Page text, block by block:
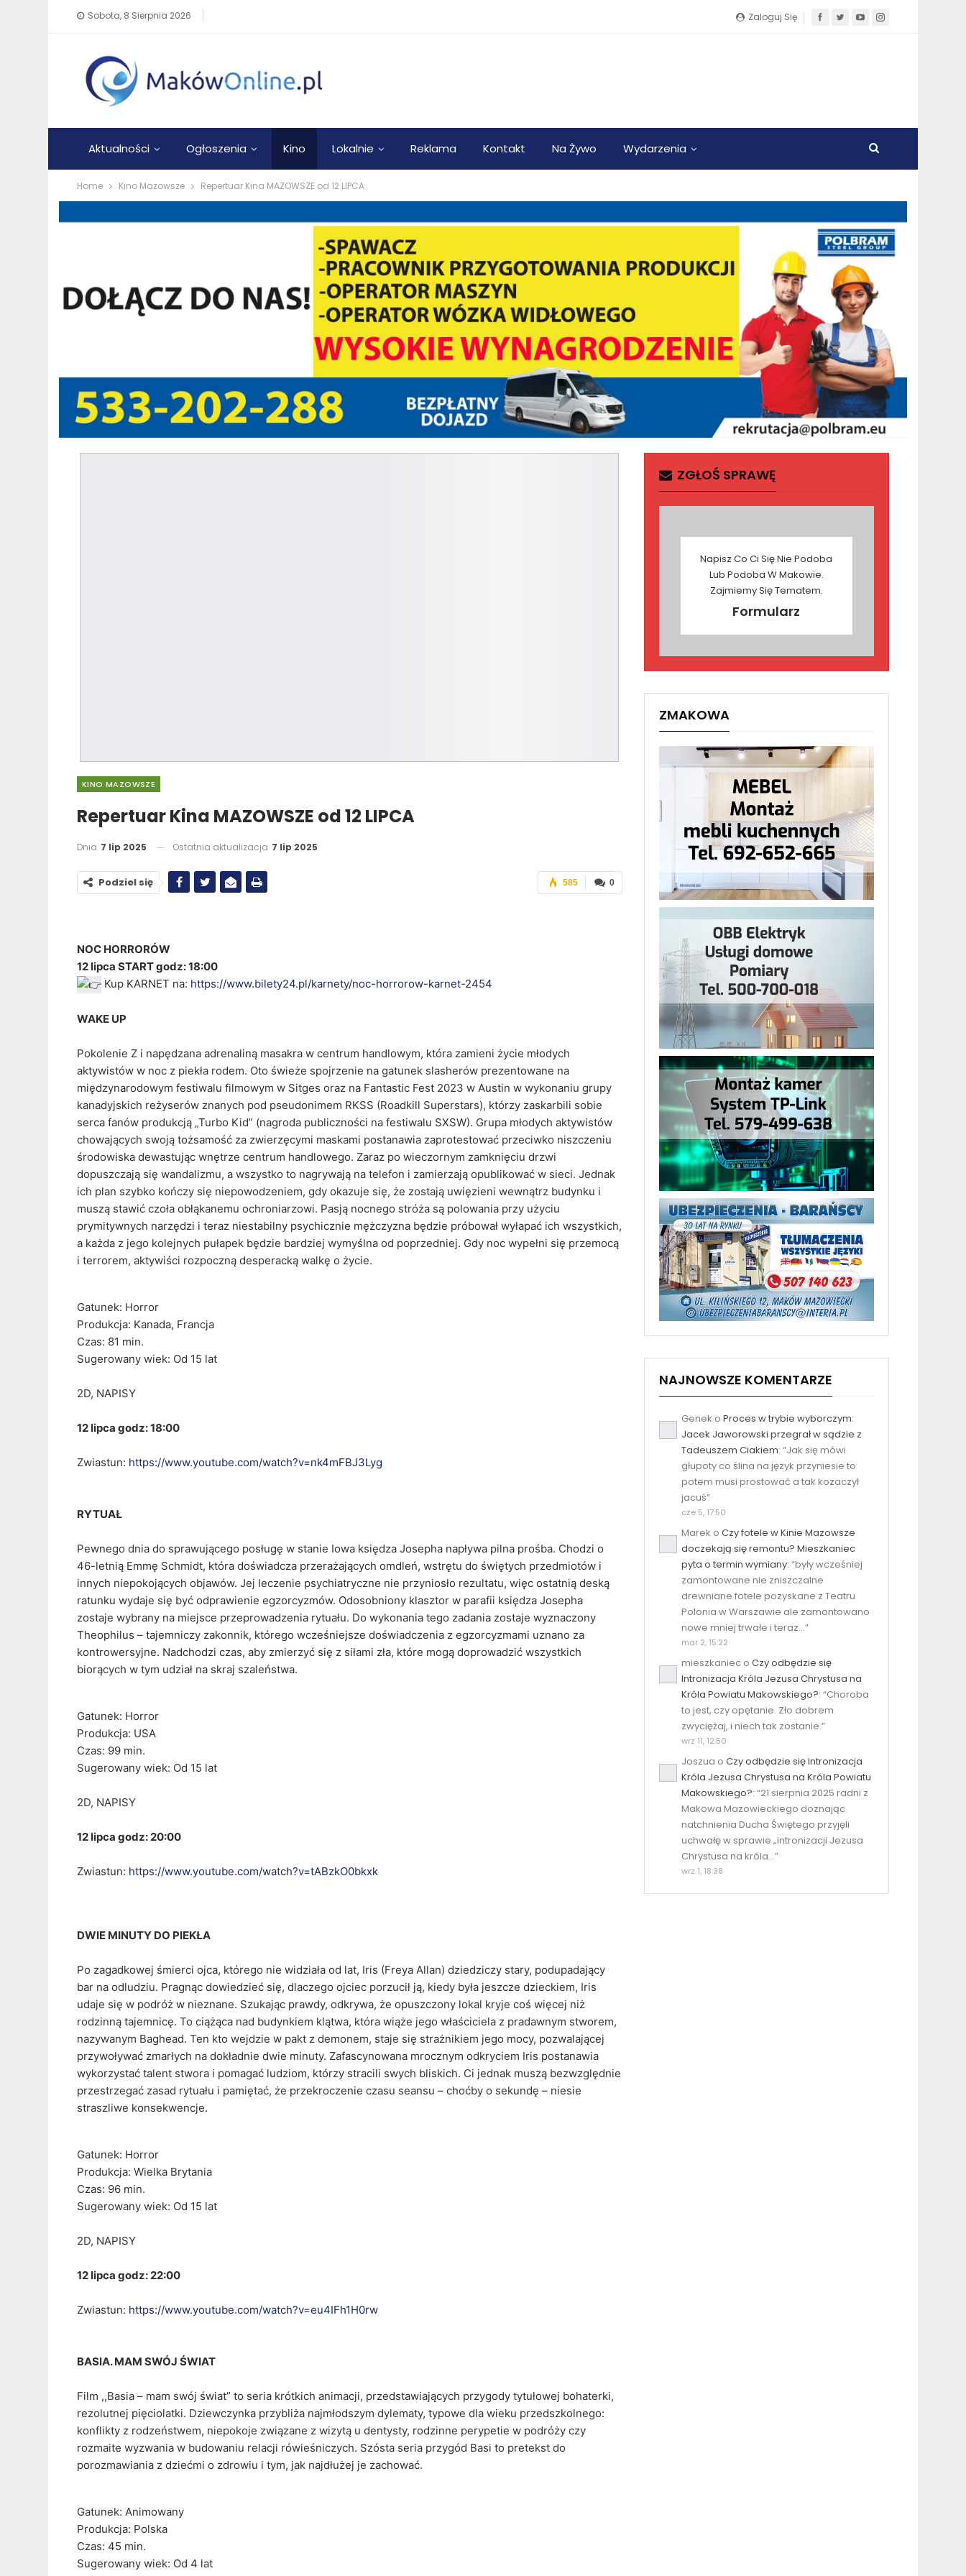
Zaloguj Się
Sobota, 8 Sierpnia 2026
Aktualności Ogłoszenia Kino Lokalnie Reklama Kontakt Na Żywo Wydarzenia
Home Kino Mazowsze Repertuar Kina MAZOWSZE od 12 LIPCA
KINO MAZOWSZE
Repertuar Kina MAZOWSZE od 12 LIPCA
Dnia 7 lip 2025 Ostatnia aktualizacja 7 lip 2025
0
585
Podziel się
NOC HORRORÓW
12 lipca START godz: 18:00
Kup KARNET na: https://www.bilety24.pl/karnety/noc-horrorow-karnet-2454
WAKE UP
Pokolenie Z i napędzana adrenaliną masakra w centrum handlowym, która zamieni życie młodych
aktywistów w noc z piekła rodem. Oto świeże spojrzenie na gatunek slasherów prezentowane na
międzynarodowym festiwalu filmowym w Sitges oraz na Fantastic Fest 2023 w Austin w wykonaniu grupy
kanadyjskich reżyserów znanych pod pseudonimem RKSS (Roadkill Superstars), którzy zaskarbili sobie
serca fanów produkcją „Turbo Kid” (nagroda publiczności na festiwalu SXSW). Grupa młodych aktywistów
chowających swoją tożsamość za zwierzęcymi maskami postanawia zaprotestować przeciwko niszczeniu
środowiska dewastując wnętrze centrum handlowego. Zaraz po wieczornym zamknięciu drzwi
dopuszczają się wandalizmu, a wszystko to nagrywają na telefon i zamierzają opublikować w sieci. Jednak
ich plan szybko kończy się niepowodzeniem, gdy okazuje się, że zostają uwięzieni wewnątrz budynku i
muszą stawić czoła obłąkanemu ochroniarzowi. Pasją nocnego stróża są polowania przy użyciu
prymitywnych narzędzi i teraz niestabilny psychicznie mężczyzna będzie próbował wyłapać ich wszystkich,
a każda z jego kolejnych pułapek będzie bardziej wymyślna od poprzedniej. Gdy noc wypełni się przemocą
i terrorem, aktywiści rozpoczną desperacką walkę o życie.
Gatunek: Horror
Produkcja: Kanada, Francja
Czas: 81 min.
Sugerowany wiek: Od 15 lat
2D, NAPISY
12 lipca godz: 18:00
Zwiastun: https://www.youtube.com/watch?v=nk4mFBJ3Lyg
RYTUAŁ
Pewnego dnia do sprawującego posługę w stanie Iowa księdza Josepha napływa pilna prośba. Chodzi o
46-letnią Emmę Schmidt, która doświadcza przerażających omdleń, wstrętu do świętych przedmiotów i
innych niepokojących objawów. Jej leczenie psychiatryczne nie przyniosło rezultatu, więc ostatnią deską
ratunku wydaje się być odprawienie egzorcyzmów. Odosobniony klasztor w parafii księdza Josepha
zostaje wybrany na miejsce przeprowadzenia rytuału. Do wykonania tego zadania zostaje wyznaczony
Theophilus – tajemniczy zakonnik, którego wcześniejsze doświadczenia z egzorcyzmami uznano za
kontrowersyjne. Nadchodzi czas, aby zmierzyć się z siłami zła, które mogą doprowadzić wszystkich
biorących w tym udział na skraj szaleństwa.
Gatunek: Horror
Produkcja: USA
Czas: 99 min.
Sugerowany wiek: Od 15 lat
2D, NAPISY
12 lipca godz: 20:00
Zwiastun: https://www.youtube.com/watch?v=tABzkO0bkxk
DWIE MINUTY DO PIEKŁA
Po zagadkowej śmierci ojca, którego nie widziała od lat, Iris (Freya Allan) dziedziczy stary, podupadający
bar na odludziu. Pragnąc dowiedzieć się, dlaczego ojciec porzucił ją, kiedy była jeszcze dzieckiem, Iris
udaje się w podróż w nieznane. Szukając prawdy, odkrywa, że opuszczony lokal kryje coś więcej niż
rodzinną tajemnicę. To ciążąca nad budynkiem klątwa, która wiąże jego właściciela z pradawnym stworem,
nazywanym Baghead. Ten kto wejdzie w pakt z demonem, staje się strażnikiem jego mocy, pozwalającej
przywoływać zmarłych na dokładnie dwie minuty. Zafascynowana mrocznym odkryciem Iris postanawia
wykorzystać talent stwora i pomagać ludziom, którzy stracili swych bliskich. Ci jednak muszą bezwzględnie
przestrzegać zasad rytuału i pamiętać, że przekroczenie czasu seansu – choćby o sekundę – niesie
straszliwe konsekwencje.
Gatunek: Horror
Produkcja: Wielka Brytania
Czas: 96 min.
Sugerowany wiek: Od 15 lat
2D, NAPISY
12 lipca godz: 22:00
Zwiastun: https://www.youtube.com/watch?v=eu4IFh1H0rw
BASIA. MAM SWÓJ ŚWIAT
Film ,,Basia – mam swój świat” to seria krótkich animacji, przedstawiających przygody tytułowej bohaterki,
rezolutnej pięciolatki. Dziewczynka przybliża najmłodszym dylematy, typowe dla wieku przedszkolnego:
konflikty z rodzeństwem, niepokoje związane z wizytą u dentysty, rodzinne perypetie w podróży czy
rozmaite wyzwania w budowaniu relacji rówieśniczych. Szósta seria przygód Basi to pretekst do
porozmawiania z dziećmi o zdrowiu i tym, jak najdłużej je zachować.
Gatunek: Animowany
Produkcja: Polska
Czas: 45 min.
Sugerowany wiek: Od 4 lat
ZGŁOŚ SPRAWĘ
Napisz Co Ci Się Nie Podoba
Lub Podoba W Makowie.
Zajmiemy Się Tematem.
Formularz
ZMAKOWA
NAJNOWSZE KOMENTARZE
Genek o Proces w trybie wyborczym:
Jacek Jaworowski przegrał w sądzie z
Tadeuszem Ciakiem: “Jak się mówi
głupoty co ślina na język przyniesie to
potem musi prostować a tak kozaczył
jacuś”
cze 5, 17:50
Marek o Czy fotele w Kinie Mazowsze
doczekają się remontu? Mieszkaniec
pyta o termin wymiany: “były wcześniej
zamontowane nie zniszczalne
drewniane fotele pozyskane z Teatru
Polonia w Warszawie ale zamontowano
nowe mniej trwałe i teraz…”
mar 2, 15:22
mieszkanieco Czy odbędzie się
Intronizacja Króla Jezusa Chrystusa na
Króla Powiatu Makowskiego?: “Choroba
to jest, czy opętanie. Zło dobrem
zwyciężaj, i niech tak zostanie.”
wrz 11, 12:50
Joszua o Czy odbędzie się Intronizacja
Króla Jezusa Chrystusa na Króla Powiatu
Makowskiego?: “21 sierpnia 2025 radni z
Makowa Mazowieckiego doznając
natchnienia Ducha Świętego przyjęli
uchwałę w sprawie „intronizacji Jezusa
Chrystusa na króla…”
wrz 1, 18:38